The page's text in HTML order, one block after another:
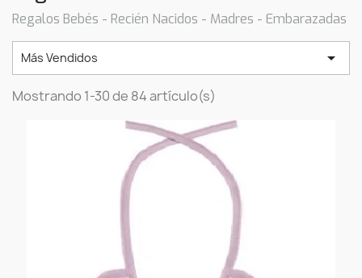
Regalos Bebés - Recién Nacidos - Madres - Embarazadas
Más Vendidos 
Mostrando 1-30 de 84 artículo(s)